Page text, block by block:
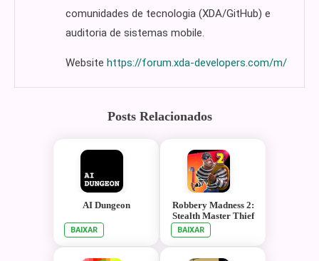
comunidades de tecnologia (XDA/GitHub) e
auditoria de sistemas mobile.
Website https://forum.xda-developers.com/m/
Posts Relacionados
AI Dungeon
BAIXAR
Robbery Madness 2:
Stealth Master Thief
Simulator
BAIXAR